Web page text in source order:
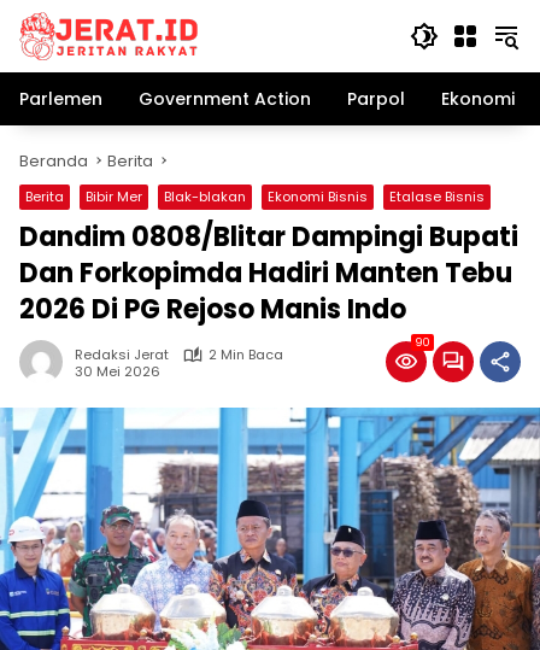
Langsung
konten
Parlemen
Government Action Parpol Ekonomi
Beranda Berita
Berita Bibir Mer Blak-blakan Ekonomi Bisnis Etalase Bisnis
Dandim 0808/Blitar Dampingi Bupati
Dan Forkopimda Hadiri Manten Tebu
2026 Di PG Rejoso Manis Indo
Redaksi Jerat
2 Min Baca
30 Mei 2026
90